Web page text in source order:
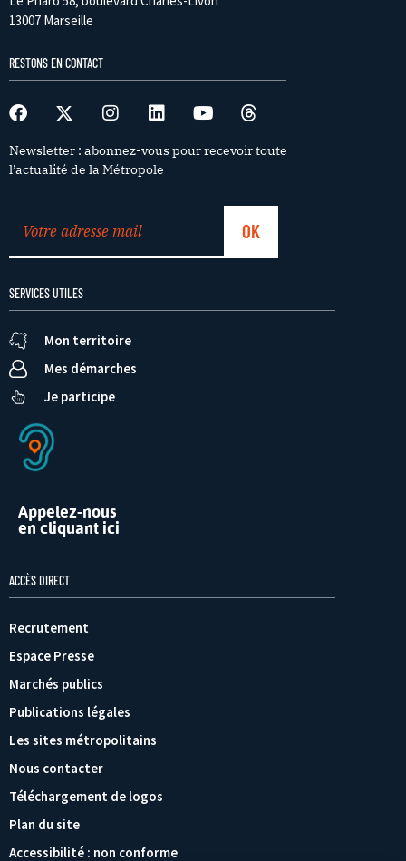
13007 Marseille
RESTONS EN CONTACT
Newsletter : abonnez-vous pour recevoir toute
l’actualité de la Métropole
SERVICES UTILES
Mon territoire
Mes démarches
Je participe
Appelez-nous
en cliquant ici
ACCÈS DIRECT
Recrutement
Espace Presse
Marchés publics
Publications légales
Les sites métropolitains
Nous contacter
Téléchargement de logos
Plan du site
Accessibilité : non conforme